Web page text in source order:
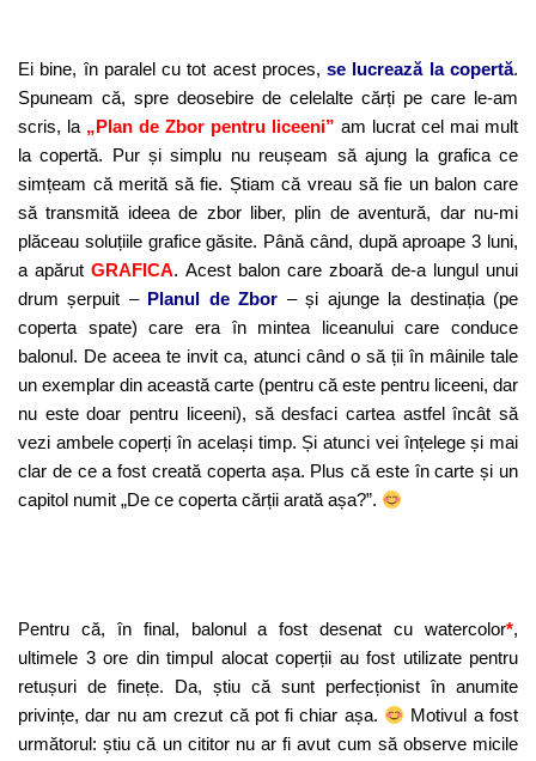
Ei bine, în paralel cu tot acest proces,se lucrează la copertă.
Spuneam că, spre deosebire de celelalte cărți pe care le-am
scris, la „Plan de Zbor pentru liceeni” am lucrat cel mai mult
la copertă. Pur și simplu nu reușeam să ajung la grafica ce
simțeam că merită să fie. Știam că vreau să fie un balon care
să transmită ideea de zbor liber, plin de aventură, dar nu-mi
plăceau soluțiile grafice găsite. Până când, după aproape 3 luni,
a apărutGRAFICA. Acest balon care zboară de-a lungul unui
drum șerpuit – Planul de Zbor – și ajunge la destinația (pe
coperta spate) care era în mintea liceanului care conduce
balonul. De aceea te invit ca, atunci când o să ții în mâinile tale
un exemplar din această carte (pentru că este pentru liceeni, dar
nu este doar pentru liceeni), să desfaci cartea astfel încât să
vezi ambele coperți în același timp. Și atunci vei înțelege și mai
clar de ce a fost creată coperta așa. Plus că este în carte și un
capitol numit „De ce coperta cărții arată așa?”.
Pentru că, în final, balonul a fost desenat cu watercolor*,
ultimele 3 ore din timpul alocat coperții au fost utilizate pentru
retușuri de finețe. Da, știu că sunt perfecționist în anumite
privințe, dar nu am crezut că pot fi chiar așa.
Motivul a fost
următorul: știu că un cititor nu ar fi avut cum să observe micile